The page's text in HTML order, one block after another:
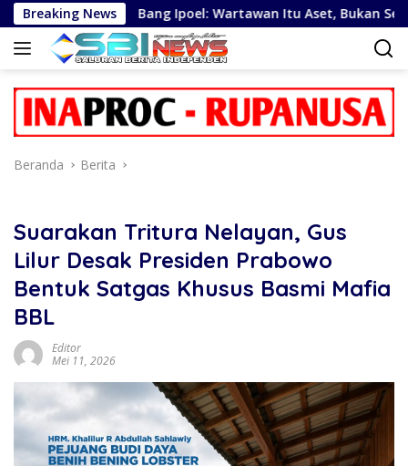
Langsung
ke
konten
Breaking News
Bang Ipoel: Wartawan Itu Aset, Bukan Sekedar
Beranda Berita
Suarakan Tritura Nelayan, Gus
Lilur Desak Presiden Prabowo
Bentuk Satgas Khusus Basmi Mafia
BBL
Editor
Mei 11, 2026